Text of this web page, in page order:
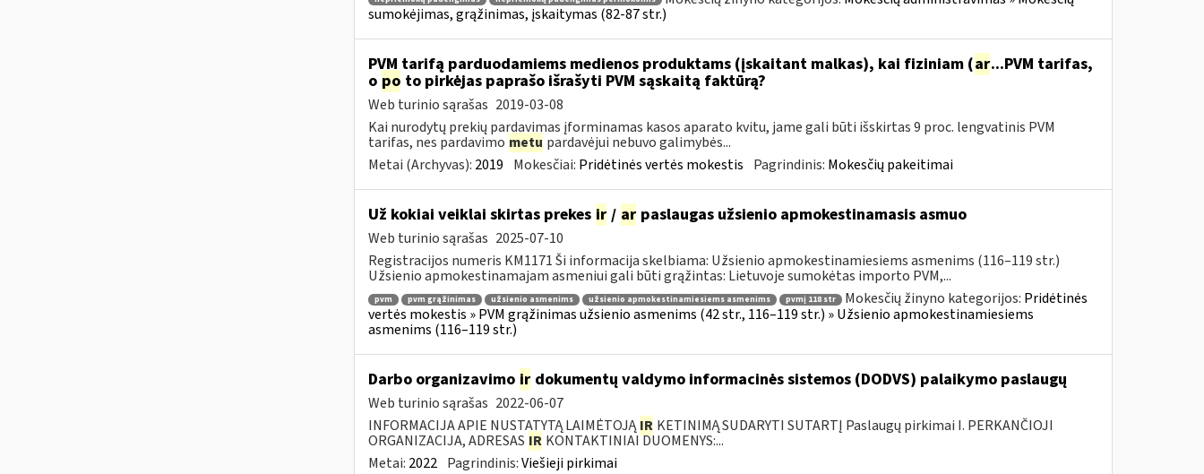
sumokėjimas, grąžinimas, įskaitymas (82-87 str.)
PVM tarifą parduodamiems medienos produktams (įskaitant malkas), kai fiziniam (ar...PVM tarifas,
o po to pirkėjas paprašo išrašyti PVM sąskaitą faktūrą?
Web turinio sąrašas 2019-03-08
Kai nurodytų prekių pardavimas įforminamas kasos aparato kvitu, jame gali būti išskirtas 9 proc. lengvatinis PVM
tarifas, nes pardavimo metu pardavėjui nebuvo galimybės...
Metai (Archyvas): 2019 Mokesčiai: Pridėtinės vertės mokestis Pagrindinis: Mokesčių pakeitimai
Už kokiai veiklai skirtas prekes ir/ arpaslaugas užsienio apmokestinamasis asmuo
Web turinio sąrašas 2025-07-10
Registracijos numeris KM1171 Ši informacija skelbiama: Užsienio apmokestinamiesiems asmenims (116–119 str.)
Užsienio apmokestinamajam asmeniui gali būti grąžintas: Lietuvoje sumokėtas importo PVM,...
pvm pvm grąžinimas užsienio asmenims užsienio apmokestinamiesiems asmenims pvmį 118 str Mokesčių žinyno kategorijos: Pridėtinės
vertės mokestis » PVM grąžinimas užsienio asmenims (42 str., 116–119 str.) » Užsienio apmokestinamiesiems
asmenims (116–119 str.)
Darbo organizavimo irdokumentų valdymo informacinės sistemos (DODVS) palaikymo paslaugų
Web turinio sąrašas 2022-06-07
INFORMACIJA APIE NUSTATYTĄ LAIMĖTOJĄIR KETINIMĄ SUDARYTI SUTARTĮ Paslaugų pirkimai I. PERKANČIOJI
ORGANIZACIJA, ADRESAS IR KONTAKTINIAI DUOMENYS:...
Metai: 2022 Pagrindinis:Viešieji pirkimai